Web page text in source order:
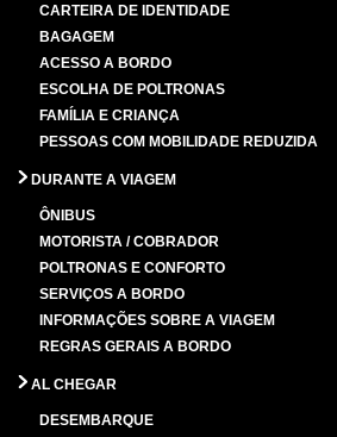
CARTEIRA DE IDENTIDADE
BAGAGEM
ACESSO A BORDO
ESCOLHA DE POLTRONAS
FAMÍLIA E CRIANÇA
PESSOAS COM MOBILIDADE REDUZIDA
DURANTE A VIAGEM
ÔNIBUS
MOTORISTA / COBRADOR
POLTRONAS E CONFORTO
SERVIÇOS A BORDO
INFORMAÇÕES SOBRE A VIAGEM
REGRAS GERAIS A BORDO
AL CHEGAR
DESEMBARQUE